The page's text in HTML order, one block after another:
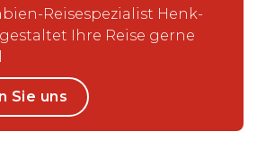
Reisespezialist Henk-
Ihre Reise gerne
Sie uns